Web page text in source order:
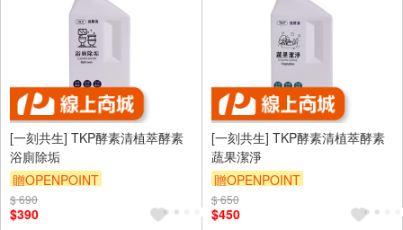
[一刻共生] TKP酵素清植萃酵素
浴廁除垢
贈OPENPOINT
$ 690
$390
[一刻共生] TKP酵素清植萃酵素
蔬果潔淨
贈OPENPOINT
$ 650
$450